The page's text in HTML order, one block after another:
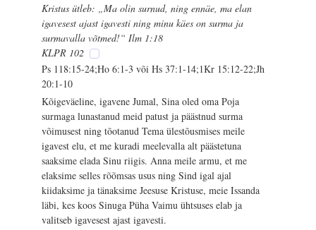
Kristus ütleb: „Ma olin surnud, ning ennäe, ma elan
igavesest ajast igavesti ning minu käes on surma ja
surmavalla võtmed!“ Ilm 1:18
KLPR 102
Ps 118:15-24;Ho 6:1-3 või Hs 37:1-14;1Kr 15:12-22;Jh
20:1-10
Kõigeväeline, igavene Jumal, Sina oled oma Poja
surmaga lunastanud meid patust ja päästnud surma
võimusest ning tõotanud Tema ülestõusmises meile
igavest elu, et me kuradi meelevalla alt päästetuna
saaksime elada Sinu riigis. Anna meile armu, et me
elaksime selles rõõmsas usus ning Sind igal ajal
kiidaksime ja tänaksime Jeesuse Kristuse, meie Issanda
läbi, kes koos Sinuga Püha Vaimu ühtsuses elab ja
valitseb igavesest ajast igavesti.